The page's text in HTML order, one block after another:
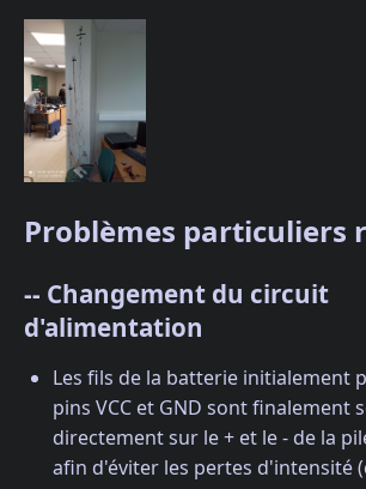
Problèmes particuliers
-- Changement du circuit
d'alimentation
Les fils de la batterie initialement
pins VCC et GND sont finalement
directement sur le + et le - de la
afin d'éviter les pertes d'intensité